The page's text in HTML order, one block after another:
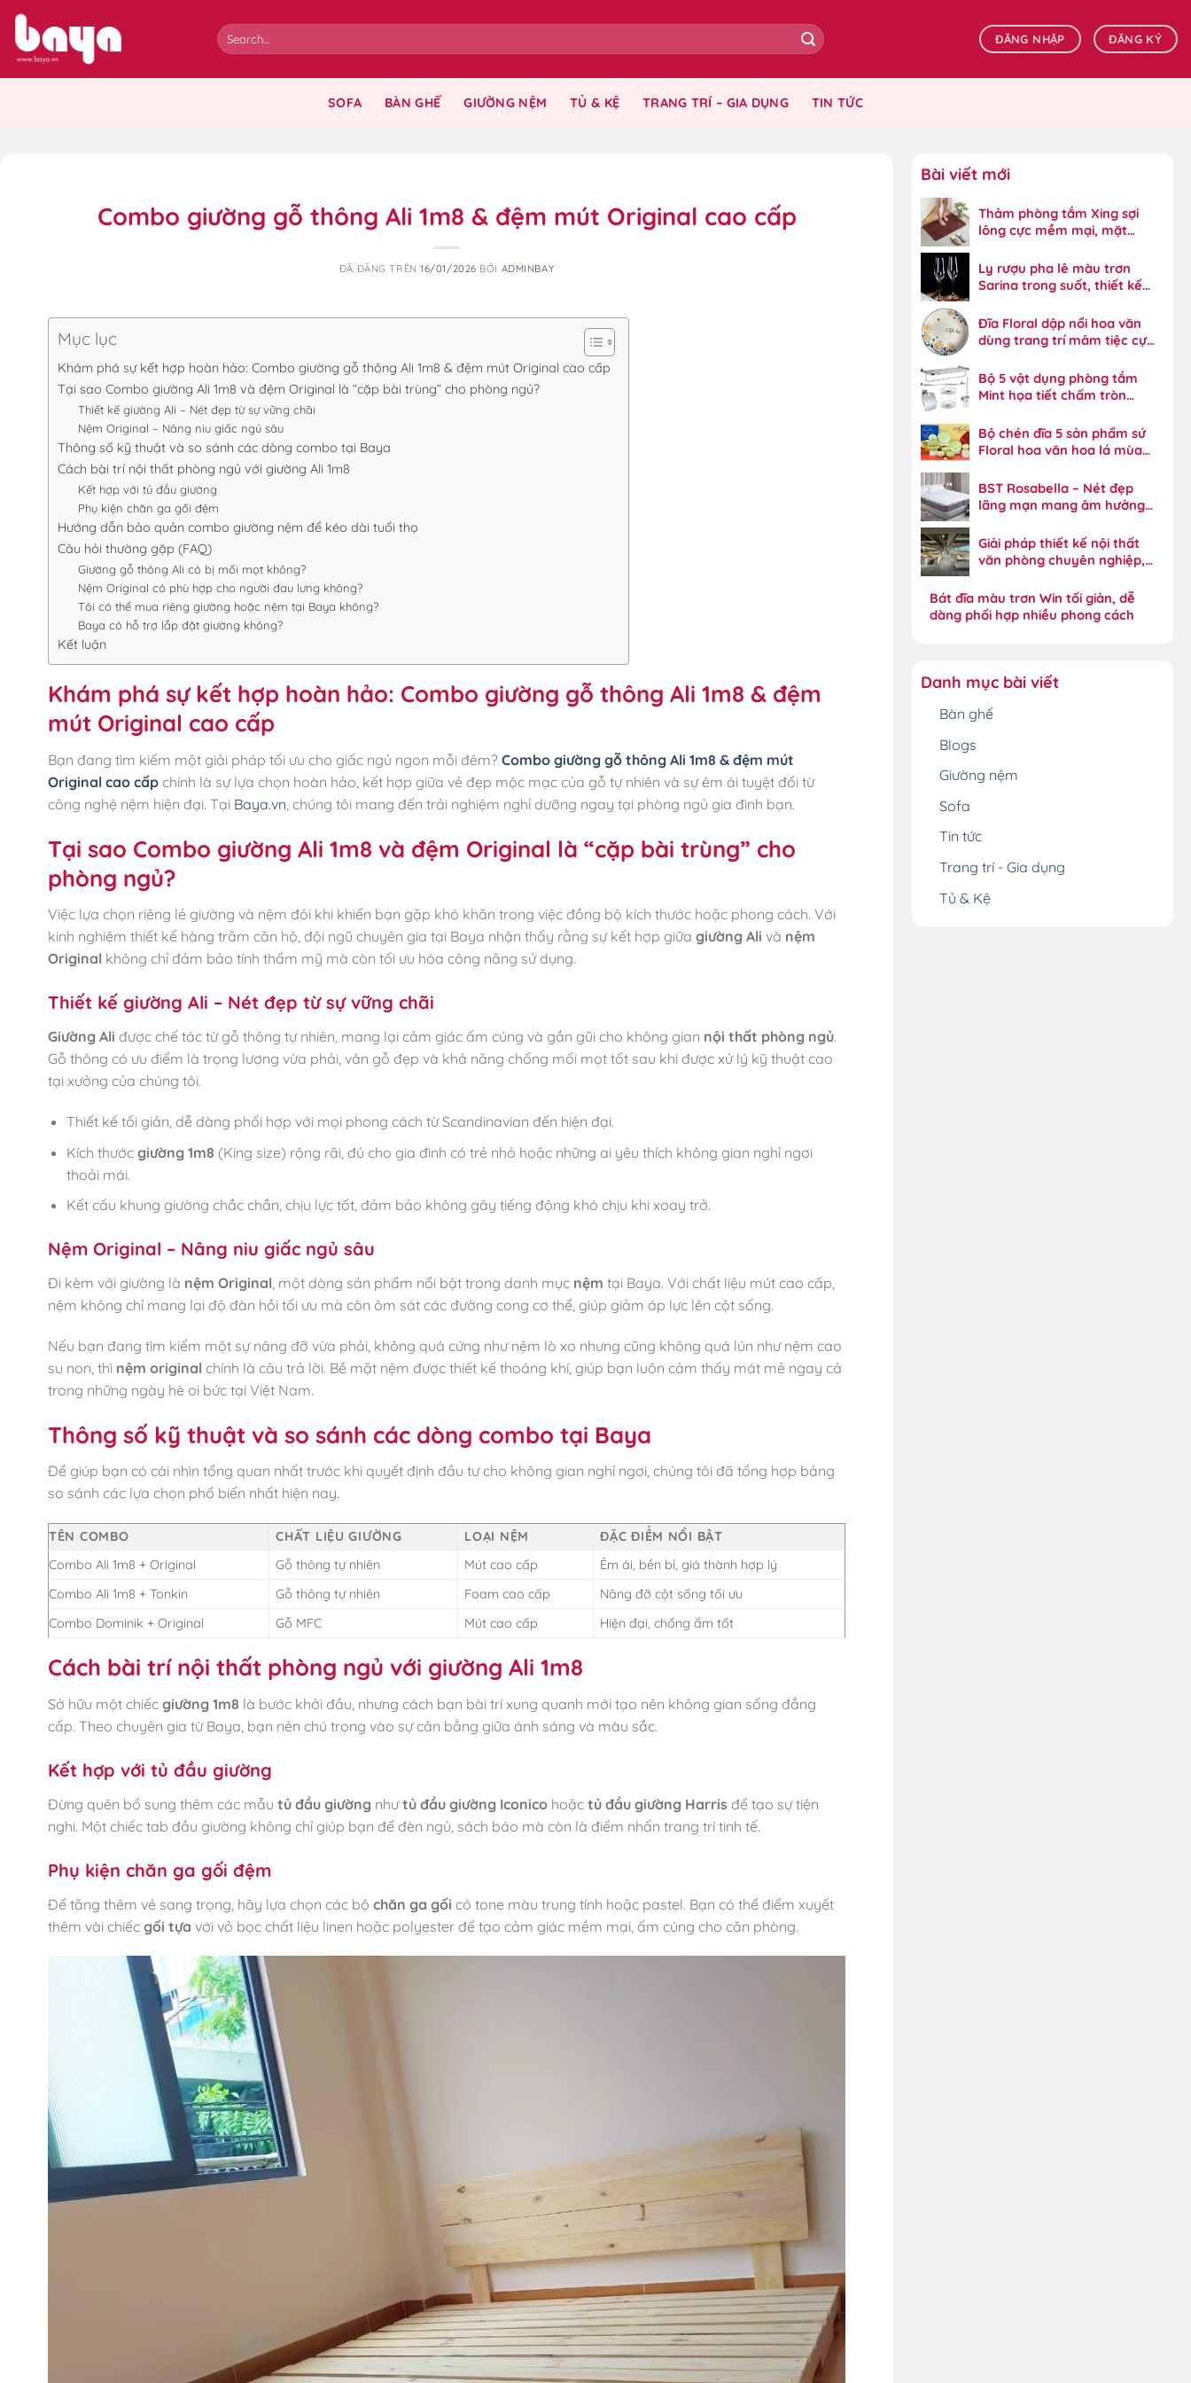
Chuyển
nội
dung
ĐĂNG NHẬP ĐĂNG KÝ
SOFA BÀN GHẾ GIƯỜNG NỆM TỦ & KỆ TRANG TRÍ – GIA DỤNG TIN TỨC
Combo giường gỗ thông Ali 1m8 & đệm mút Original cao cấp
ĐÃ ĐĂNG TRÊN16/01/2026 BỞI ADMINBAY
Mục lục
Khám phá sự kết hợp hoàn hảo: Combo giường gỗ thông Ali 1m8 & đệm mút Original cao cấp
Tại sao Combo giường Ali 1m8 và đệm Original là “cặp bài trùng” cho phòng ngủ?
Thiết kế giường Ali – Nét đẹp từ sự vững chãi
Nệm Original – Nâng niu giấc ngủ sâu
Thông số kỹ thuật và so sánh các dòng combo tại Baya
Cách bài trí nội thất phòng ngủ với giường Ali 1m8
Kết hợp với tủ đầu giường
Phụ kiện chăn ga gối đệm
Hướng dẫn bảo quản combo giường nệm để kéo dài tuổi thọ
Câu hỏi thường gặp (FAQ)
Giường gỗ thông Ali có bị mối mọt không?
Nệm Original có phù hợp cho người đau lưng không?
Tôi có thể mua riêng giường hoặc nệm tại Baya không?
Baya có hỗ trợ lắp đặt giường không?
Kết luận
Khám phá sự kết hợp hoàn hảo: Combo giường gỗ thông Ali 1m8 & đệm
mút Original cao cấp
Bạn đang tìm kiếm một giải pháp tối ưu cho giấc ngủ ngon mỗi đêm? Combo giường gỗ thông Ali 1m8 & đệm mút
Original cao cấp chính là sự lựa chọn hoàn hảo, kết hợp giữa vẻ đẹp mộc mạc của gỗ tự nhiên và sự êm ái tuyệt đối từ
công nghệ nệm hiện đại. Tại Baya.vn , chúng tôi mang đến trải nghiệm nghỉ dưỡng ngay tại phòng ngủ gia đình bạn.
Tại sao Combo giường Ali 1m8 và đệm Original là “cặp bài trùng” cho
phòng ngủ?
Việc lựa chọn riêng lẻ giường và nệm đôi khi khiến bạn gặp khó khăn trong việc đồng bộ kích thước hoặc phong cách. Với
kinh nghiệm thiết kế hàng trăm căn hộ, đội ngũ chuyên gia tại Baya nhận thấy rằng sự kết hợp giữa giường Ali và nệm
Original không chỉ đảm bảo tính thẩm mỹ mà còn tối ưu hóa công năng sử dụng.
Thiết kế giường Ali – Nét đẹp từ sự vững chãi
Giường Ali được chế tác từ gỗ thông tự nhiên, mang lại cảm giác ấm cúng và gần gũi cho không gian nội thất phòng ngủ.
Gỗ thông có ưu điểm là trọng lượng vừa phải, vân gỗ đẹp và khả năng chống mối mọt tốt sau khi được xử lý kỹ thuật cao
tại xưởng của chúng tôi.
Thiết kế tối giản, dễ dàng phối hợp với mọi phong cách từ Scandinavian đến hiện đại.
Kích thước giường 1m8 (King size) rộng rãi, đủ cho gia đình có trẻ nhỏ hoặc những ai yêu thích không gian nghỉ ngơi
thoải mái.
Kết cấu khung giường chắc chắn, chịu lực tốt, đảm bảo không gây tiếng động khó chịu khi xoay trở.
Nệm Original – Nâng niu giấc ngủ sâu
Đi kèm với giường là nệm Original , một dòng sản phẩm nổi bật trong danh mục nệm tại Baya. Với chất liệu mút cao cấp,
nệm không chỉ mang lại độ đàn hồi tối ưu mà còn ôm sát các đường cong cơ thể, giúp giảm áp lực lên cột sống.
Nếu bạn đang tìm kiếm một sự nâng đỡ vừa phải, không quá cứng như nệm lò xo nhưng cũng không quá lún như nệm cao
su non, thì nệm original chính là câu trả lời. Bề mặt nệm được thiết kế thoáng khí, giúp bạn luôn cảm thấy mát mẻ ngay cả
trong những ngày hè oi bức tại Việt Nam.
Thông số kỹ thuật và so sánh các dòng combo tại Baya
Để giúp bạn có cái nhìn tổng quan nhất trước khi quyết định đầu tư cho không gian nghỉ ngơi, chúng tôi đã tổng hợp bảng
so sánh các lựa chọn phổ biến nhất hiện nay.
TÊN COMBO CHẤT LIỆU GIƯỜNG LOẠI NỆM
ĐẶC ĐIỂM NỔI BẬT
Combo Ali 1m8 + Original
Gỗ thông tự nhiên Mút cao cấp
Êm ái, bền bỉ, giá thành hợp lý
Combo Ali 1m8 + Tonkin
Gỗ thông tự nhiên Foam cao cấp
Nâng đỡ cột sống tối ưu
Combo Dominik + Original
Gỗ MFC Mút cao cấp Hiện đại, chống ẩm tốt
Cách bài trí nội thất phòng ngủ với giường Ali 1m8
Sở hữu một chiếc giường 1m8 là bước khởi đầu, nhưng cách bạn bài trí xung quanh mới tạo nên không gian sống đẳng
cấp. Theo chuyên gia từ Baya, bạn nên chú trọng vào sự cân bằng giữa ánh sáng và màu sắc.
Kết hợp với tủ đầu giường
Đừng quên bổ sung thêm các mẫu tủ đầu giường nhưtủ đầu giường Iconico hoặc tủ đầu giường Harris để tạo sự tiện
nghi. Một chiếc tab đầu giường không chỉ giúp bạn để đèn ngủ, sách báo mà còn là điểm nhấn trang trí tinh tế.
Phụ kiện chăn ga gối đệm
Để tăng thêm vẻ sang trọng, hãy lựa chọn các bộ chăn ga gối có tone màu trung tính hoặc pastel. Bạn có thể điểm xuyết
thêm vài chiếc gối tựa với vỏ bọc chất liệu linen hoặc polyester để tạo cảm giác mềm mại, ấm cúng cho căn phòng.
Bài viết mới
Thảm phòng tắm Xing sợi
lông cực mềm mại, mặt
Ly rượu pha lê màu trơn
Sarina trong suốt, thiết kế
Đĩa Floral dập nổi hoa văn
dùng trang trí mâm tiệc cực
Bộ 5 vật dụng phòng tắm
Mint họa tiết chấm tròn
Bộ chén đĩa 5 sản phẩm sứ
Floral hoa văn hoa lá mùa
BST Rosabella – Nét đẹp
lãng mạn mang âm hưởng
Giải pháp thiết kế nội thất
văn phòng chuyên nghiệp,
Bát đĩa màu trơn Win tối giản, dễ
dàng phối hợp nhiều phong cách
Danh mục bài viết
Bàn ghế
Blogs
Giường nệm
Sofa
Tin tức
Trang trí - Gia dụng
Tủ & Kệ